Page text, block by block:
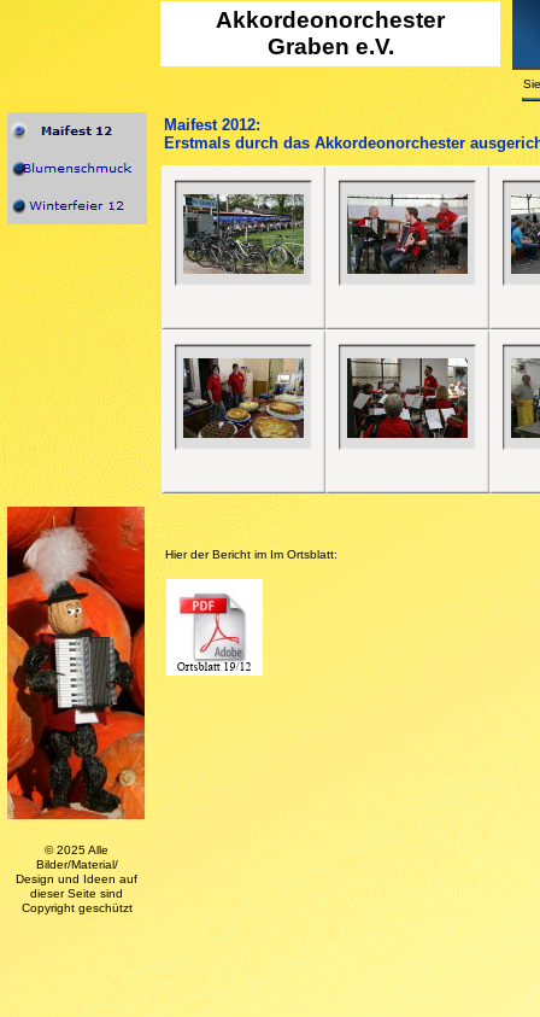
© 2025 Alle
Bilder/Material/
Design und Ideen auf
dieser Seite sind
Copyright geschützt
Akkordeonorchester
Graben e.V.
Maifest 2012:
Erstmals durch das Akkordeonorchester
Hier der Bericht im Im Ortsblatt: